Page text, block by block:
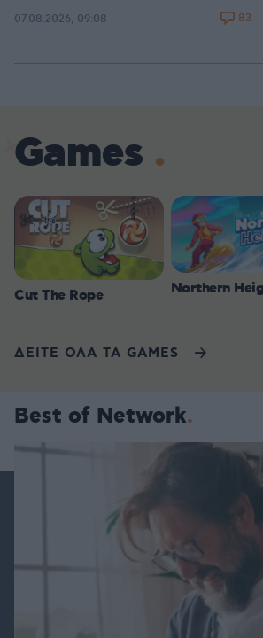
07.08.2026, 09:08 83
Games
Cut The Rope Northern
ΔΕΙΤΕ ΟΛΑ ΤΑ GAMES
Best of Network